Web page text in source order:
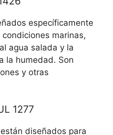
específicamente
marinas,
agua salada y la
la humedad. Son
y otras
1277
diseñados para